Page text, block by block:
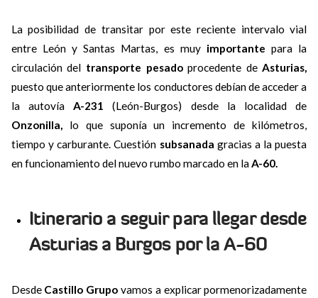
La posibilidad de transitar por este reciente intervalo vial
entre León y Santas Martas, es muy importante para la
circulación del transporte pesadoprocedente deAsturias,
puesto que anteriormente los conductores debían de acceder a
la autovíaA-231 (León-Burgos) desde la localidad de
Onzonilla,lo que suponía un incremento de kilómetros,
tiempo y carburante. Cuestión subsanada gracias a la puesta
en funcionamiento del nuevo rumbo marcado en laA-60.
Itinerario a seguir para llegar desde
Asturias a Burgos por la A-60
Desde Castillo Grupo vamos a explicar pormenorizadamente